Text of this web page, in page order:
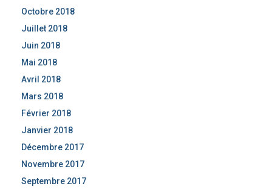
Octobre 2018
Juillet 2018
Juin 2018
Mai 2018
Avril 2018
Mars 2018
Février 2018
Janvier 2018
Décembre 2017
Novembre 2017
Septembre 2017